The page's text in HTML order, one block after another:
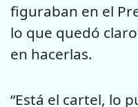
figuraban en el
lo que quedó
en hacerlas.
“Está el cartel, lo